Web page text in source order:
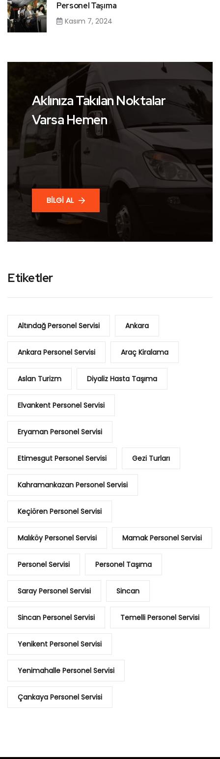
Personel Taşıma
Kasım 7, 2024
Aklınıza Takılan Noktalar
Varsa Hemen
BİLGİ AL
Etiketler
Altındağ Personel Servisi Ankara
Ankara Personel Servisi Araç Kiralama
Aslan Turizm Diyaliz Hasta Taşıma
Elvankent Personel Servisi
Eryaman Personel Servisi
Etimesgut Personel Servisi Gezi Turları
Kahramankazan Personel Servisi
Keçiören Personel Servisi
Malıköy Personel Servisi Mamak Personel Servisi
Personel Servisi Personel Taşıma
Saray Personel Servisi Sincan
Sincan Personel Servisi Temelli Personel Servisi
Yenikent Personel Servisi
Yenimahalle Personel Servisi
Çankaya Personel Servisi